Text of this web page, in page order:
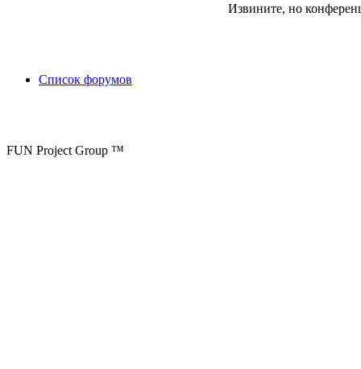
Извините, но
Список форумов
FUN Project Group ™